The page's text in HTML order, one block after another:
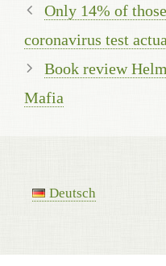
Only 14% of
coronavirus test
Book review
Mafia
Deutsch